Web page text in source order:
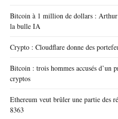
Bitcoin à 1 million de dollars : Arthur
la bulle IA
Crypto : Cloudflare donne des
Bitcoin : trois hommes accusés d’un
cryptos
Ethereum veut brûler une partie des
8363